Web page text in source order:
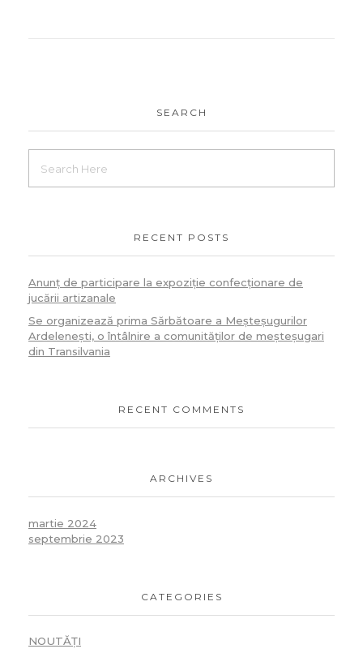
SEARCH
RECENT POSTS
Anunț de participare la expoziție confecționare de
jucării artizanale
Se organizează prima Sărbătoare a Meșteșugurilor
Ardelenești, o întâlnire a comunităților de meșteșugari
din Transilvania
RECENT COMMENTS
ARCHIVES
martie 2024
septembrie 2023
CATEGORIES
NOUTĂȚI